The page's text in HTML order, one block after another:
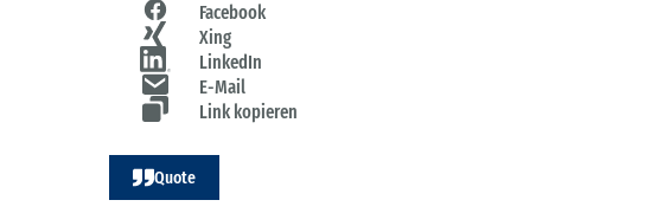
Facebook
Xing
LinkedIn
E-Mail
Link kopieren
Quote